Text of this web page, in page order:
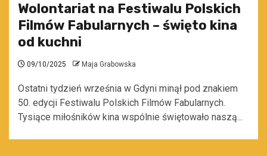
Wolontariat na Festiwalu Polskich
Filmów Fabularnych – święto kina
od kuchni
09/10/2025 Maja Grabowska
Ostatni tydzień września w Gdyni minął pod znakiem
50. edycji Festiwalu Polskich Filmów Fabularnych.
Tysiące miłośników kina wspólnie świętowało naszą...